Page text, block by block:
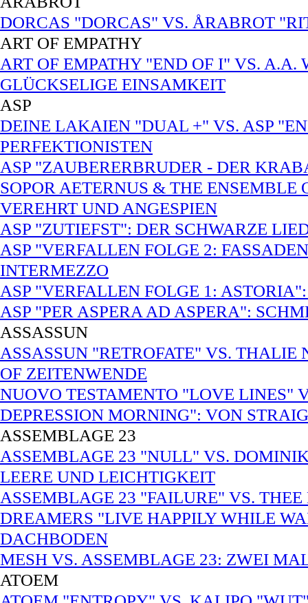
DORCAS "DORCAS" VS. ÅRABROT
ART OF EMPATHY
ART OF EMPATHY "END OF I" VS.
GLÜCKSELIGE EINSAMKEIT
ASP
DEINE LAKAIEN "DUAL +" VS. ASP
PERFEKTIONISTEN
ASP "ZAUBERERBRUDER - DER
SOPOR AETERNUS & THE
VEREHRT UND ANGESPIEN
ASP "ZUTIEFST": DER SCHWARZE
ASP "VERFALLEN FOLGE 2:
INTERMEZZO
ASP "VERFALLEN FOLGE 1:
ASP "PER ASPERA AD ASPERA":
ASSASSUN
ASSASSUN "RETROFATE" VS. THALIE
OF ZEITENWENDE
NUOVO TESTAMENTO "LOVE LINES"
DEPRESSION MORNING": VON
ASSEMBLAGE 23
ASSEMBLAGE 23 "NULL" VS.
LEERE UND LEICHTIGKEIT
ASSEMBLAGE 23 "FAILURE" VS.
DREAMERS "LIVE HAPPILY WHILE
DACHBODEN
MESH VS. ASSEMBLAGE 23: ZWEI
ATOEM